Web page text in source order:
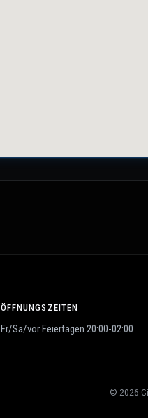
ÖFFNUNGSZEITEN
Fr/Sa/vor Feiertagen 20:00-02:00
© 2026